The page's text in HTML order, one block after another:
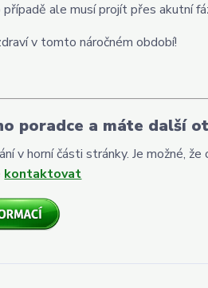
ale musí projít přes akutní
v tomto náročném období!
poradce a máte další
v horní části stránky. Je možné,
kontaktovat